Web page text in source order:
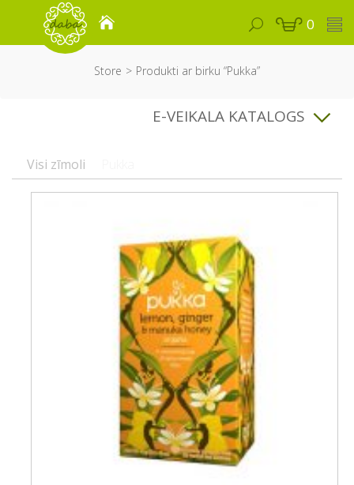
0
Store Produkti ar birku “Pukka”
E-VEIKALA KATALOGS
Visi zīmoli